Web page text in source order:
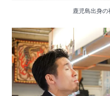
鹿児島出身の